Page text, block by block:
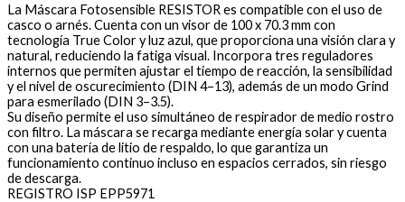
La Máscara Fotosensible RESISTOR es compatible con el uso de
casco o arnés. Cuenta con un visor de 100 x 70.3 mm con
tecnología True Color y luz azul, que proporciona una visión clara y
natural, reduciendo la fatiga visual. Incorpora tres reguladores
internos que permiten ajustar el tiempo de reacción, la sensibilidad
y el nivel de oscurecimiento (DIN 4–13), además de un modo Grind
para esmerilado (DIN 3–3.5).
Su diseño permite el uso simultáneo de respirador de medio rostro
con filtro. La máscara se recarga mediante energía solar y cuenta
con una batería de litio de respaldo, lo que garantiza un
funcionamiento continuo incluso en espacios cerrados, sin riesgo
de descarga.
REGISTRO ISP EPP5971